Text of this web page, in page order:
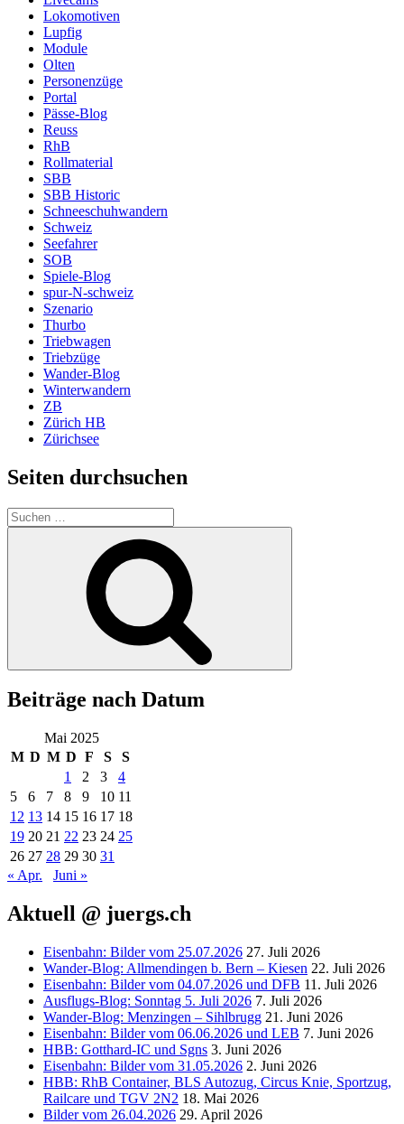
Lokomotiven
Lupfig
Module
Olten
Personenzüge
Portal
Pässe-Blog
Reuss
RhB
Rollmaterial
SBB
SBB Historic
Schneeschuhwandern
Schweiz
Seefahrer
SOB
Spiele-Blog
spur-N-schweiz
Szenario
Thurbo
Triebwagen
Triebzüge
Wander-Blog
Winterwandern
ZB
Zürich HB
Zürichsee
Seiten durchsuchen
Suchen
nach:
Beiträge nach Datum
Mai 2025
M D M D F S
S
1
2 3
4
5
6 7 8 9 10 11
12 13 14 15 16 17 18
19 20 21 22 23 24 25
26 27 28 29 30 31
« Apr.
Juni »
Aktuell @ juergs.ch
Eisenbahn: Bilder vom 25.07.2026 27. Juli 2026
Wander-Blog: Allmendingen b. Bern – Kiesen 22. Juli 2026
Eisenbahn: Bilder vom 04.07.2026 und DFB 11. Juli 2026
Ausflugs-Blog: Sonntag 5. Juli 2026 7. Juli 2026
Wander-Blog: Menzingen – Sihlbrugg 21. Juni 2026
Eisenbahn: Bilder vom 06.06.2026 und LEB 7. Juni 2026
HBB: Gotthard-IC und Sgns 3. Juni 2026
Eisenbahn: Bilder vom 31.05.2026 2. Juni 2026
HBB: RhB Container, BLS Autozug, Circus Knie, Sportzug,
Railcare und TGV 2N2 18. Mai 2026
Bilder vom 26.04.2026 29. April 2026